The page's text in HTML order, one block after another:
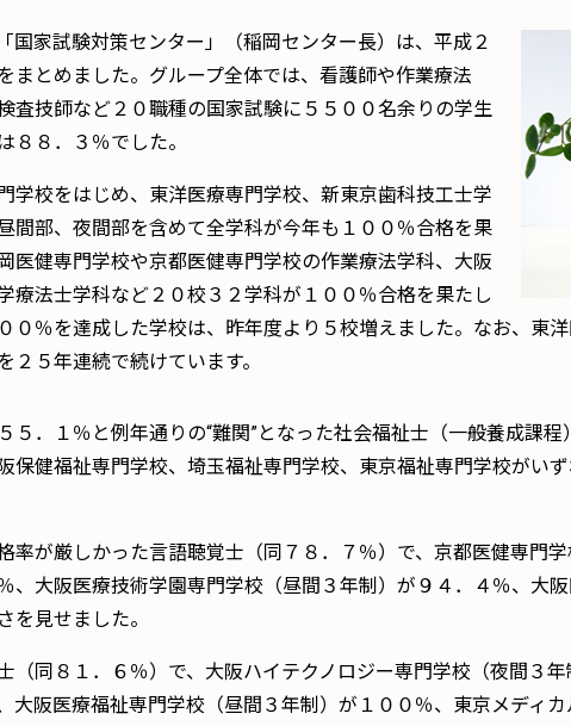
国家試験対策センター」（稲岡センター長）は、平成２
まとめました。グループ全体では、看護師や作業療法
査技師など２０職種の国家試験に５５００名余りの学生
８８．３％でした。
学校をはじめ、東洋医療専門学校、新東京歯科技工士学
間部、夜間部を含めて全学科が今年も１００％合格を果
医健専門学校や京都医健専門学校の作業療法学科、大阪
療法士学科など２０校３２学科が１００％合格を果たし
０％を達成した学校は、昨年度より５校増えました。なお、東
２５年連続で続けています。
．１％と例年通りの“難関”となった社会福祉士（一般養成課
保健福祉専門学校、埼玉福祉専門学校、東京福祉専門学校がい
率が厳しかった言語聴覚士（同７８．７％）で、京都医健専門
、大阪医療技術学園専門学校（昼間３年制）が９４．４％、大
を見せました。
（同８１．６％）で、大阪ハイテクノロジー専門学校（夜間３
大阪医療福祉専門学校（昼間３年制）が１００％、東京メディ